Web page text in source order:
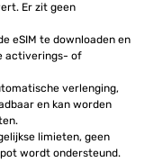
Er zit geen
eSIM te downloaden en
activerings- of
verlenging,
en kan worden
limieten, geen
wordt ondersteund.